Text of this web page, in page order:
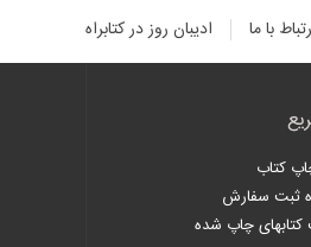
با ما ادیبان روز در کتابراه
کتاب
ثبت سفارش
کتابهای چاپ شده